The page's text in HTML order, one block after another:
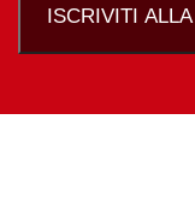
ISCRIVITI